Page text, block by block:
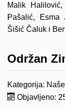
Malik
Pašalić, Esma
Šišić Čaluk i
Održan
Kategorija:
Objavljeno: